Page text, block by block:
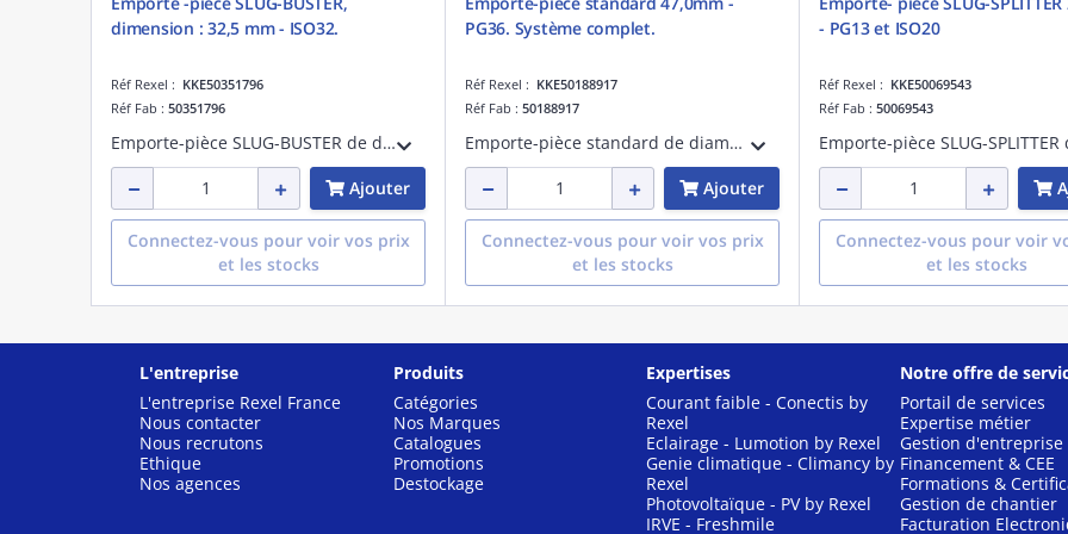
dimension : 32,5 mm - ISO32.
Réf Rexel : KKE50351796
Réf Fab : 50351796
Emporte-pièce SLUG-BUSTER de diamètre 32,5mm - ISO32. Système comprenant un axe avec butée à billes, le poinçon et la matrice de diamètre 32,5mm pour une utilisation manuelle ou hydraulique
Ajouter
Connectez-vous pour voir vos prix
et les stocks
PG36. Système complet.
Réf Rexel : KKE50188917
Réf Fab : 50188917
Emporte-pièce standard de diamètre 47,0mm, PG36. Système comprenant un axe de 19,0mm x 75mm avec butée à billes, le poinçon et la matrice de diamètre 47,6mm pour une utilisation manuelle ou hydraulique
Ajouter
Connectez-vous pour voir vos prix
et les stocks
- PG13 et ISO20
Réf Rexel : KKE50069543
Réf Fab : 50069543
Connectez-vous pour voir
et les stocks
L'entreprise
L'entreprise Rexel France
Nous contacter
Nous recrutons
Ethique
Nos agences
Produits
Catégories
Nos Marques
Catalogues
Promotions
Destockage
Expertises
Courant faible - Conectis by
Rexel
Eclairage - Lumotion by Rexel
Genie climatique - Climancy by
Rexel
Photovoltaïque - PV by Rexel
IRVE - Freshmile
Notre offre de
Portail de services
Expertise métier
Gestion d'entreprise
Financement & CEE
Formations &
Gestion de chantier
Facturation